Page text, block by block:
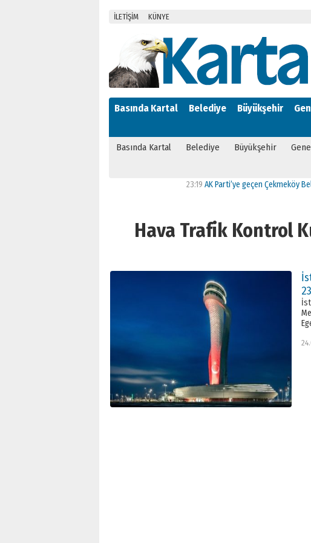
İLETİŞİM KÜNYE
Basında Kartal Belediye Büyükşehir
Basında Kartal Belediye Büyükşehir
AK Parti’ye geçen Çekmeköy
Hava Trafik Kontrol